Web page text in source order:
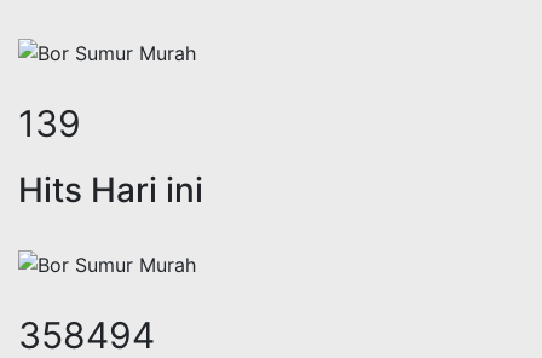
170
Hits Hari ini
445272